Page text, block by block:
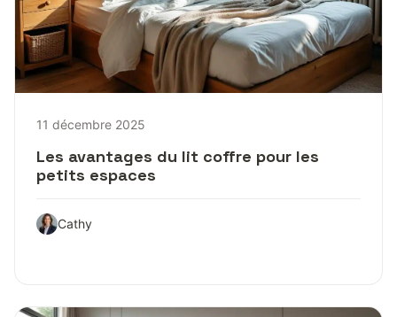
11 décembre 2025
Les avantages du lit coffre pour les
petits espaces
Cathy